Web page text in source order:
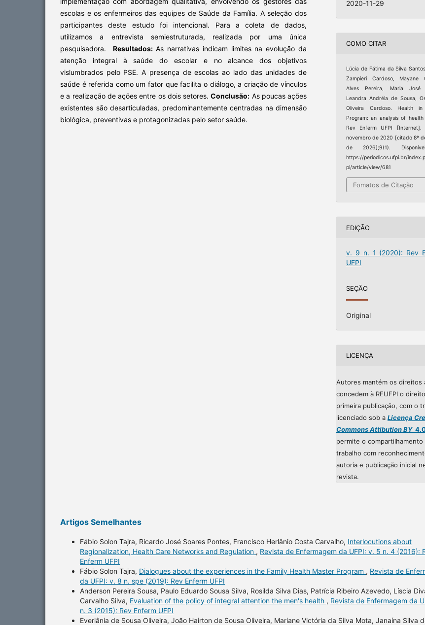
escolas e os enfermeiros das equipes de Saúde da Família. A seleção dos
participantes deste estudo foi intencional. Para a coleta de dados,
utilizamos a entrevista semiestruturada, realizada por uma única
pesquisadora. Resultados:As narrativas indicam limites na evolução da
atenção integral à saúde do escolar e no alcance dos objetivos
vislumbrados pelo PSE. A presença de escolas ao lado das unidades de
saúde é referida como um fator que facilita o diálogo, a criação de vínculos
e a realização de ações entre os dois setores.Conclusão: As poucas ações
existentes são desarticuladas, predominantemente centradas na dimensão
biológica, preventivas e protagonizadas pelo setor saúde.
2020-11-29
COMO CITAR
Lúcia de Fátima da Silva
Zampieri Cardoso, Mayane
Alves Pereira, Maria José
Leandra Andréia de Sousa,
Oliveira Cardoso. Health in
Program: an analysis of health
Rev Enferm UFPI
novembro de 2020 [citado 8º
de 2026];9(1).
https://periodicos.ufpi.br/
pi/article/view/681
Fomatos de Citação
EDIÇÃO
v. 9 n. 1 (2020): Rev
UFPI
SEÇÃO
Original
LICENÇA
Autores mantém os direitos
concedem à REUFPI o
primeira publicação, com o
licenciado sob a Licença
Commons Attibution BY
permite o compartilhamento
trabalho com
autoria e publicação inicial
revista.
Artigos Semelhantes
Fábio Solon Tajra, Ricardo José Soares Pontes, Francisco Herlânio Costa Carvalho, Interlocutions about
Regionalization, Health Care Networks and Regulation , Revista de Enfermagem da UFPI: v. 5 n. 4 (2016):
Enferm UFPI
Fábio Solon Tajra, Dialogues about the experiences in the Family Health Master Program , Revista de
da UFPI: v. 8 n. spe (2019): Rev Enferm UFPI
Anderson Pereira Sousa, Paulo Eduardo Sousa Silva, Rosilda Silva Dias, Patrícia Ribeiro Azevedo, Líscia
Carvalho Silva, Evaluation of the policy of integral attention the men's health , Revista de Enfermagem da
n. 3 (2015): Rev Enferm UFPI
Everlânia de Sousa Oliveira, João Hairton de Sousa Oliveira, Mariane Victória da Silva Mota, Janaína Silva